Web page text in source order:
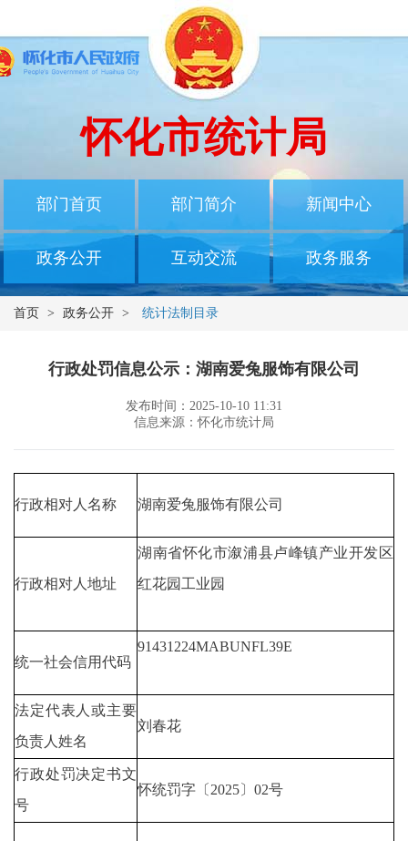
怀化市统计局
部门首页 部门简介 新闻中心
政务公开 互动交流 政务服务
首页 > 政务公开 > 统计法制目录
行政处罚信息公示：湖南爱兔服饰有限公司
发布时间：2025-10-10 11:31
信息来源：怀化市统计局
行政相对人名称 湖南爱兔服饰有限公司
行政相对人地址
湖南省怀化市溆浦县卢峰镇产业开发区
红花园工业园
统一社会信用代码
91431224MABUNFL39E
法定代表人或主要
负责人姓名
刘春花
行政处罚决定书文
号
怀统罚字〔2025〕02号